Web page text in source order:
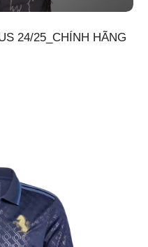
24/25_CHÍNH HÃNG